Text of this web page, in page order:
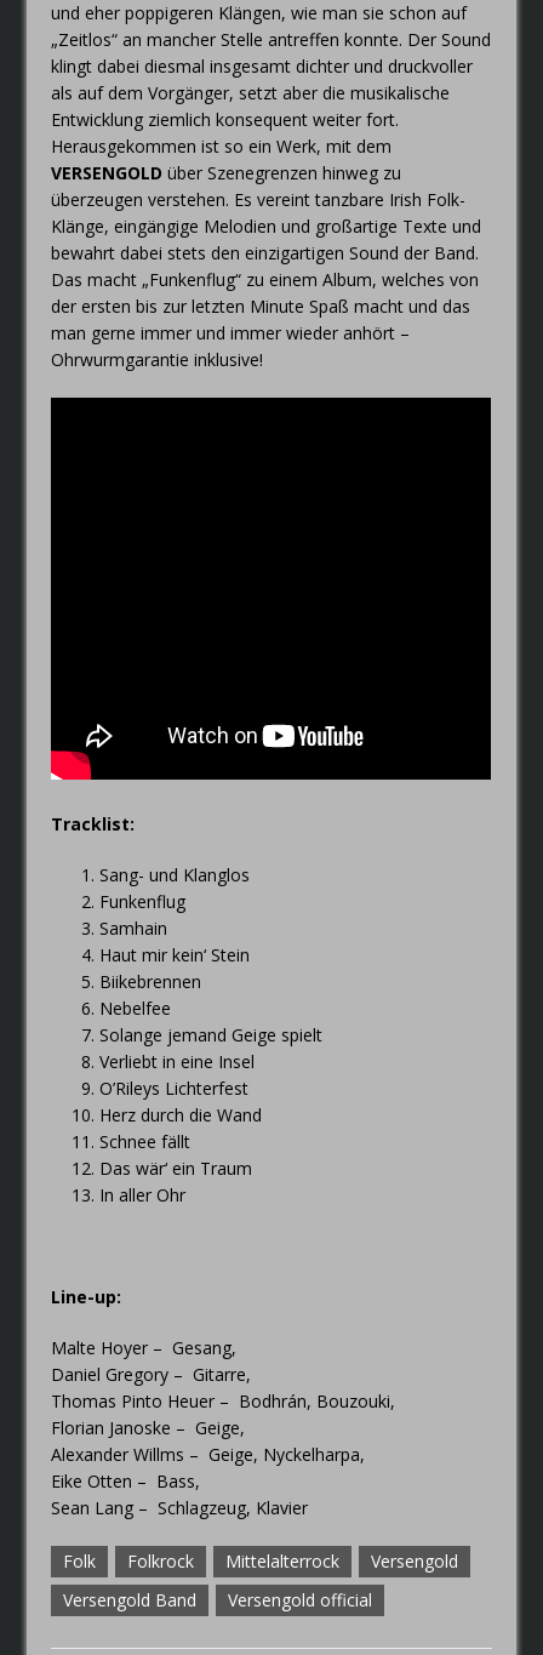
und eher poppigeren Klängen, wie man sie schon auf
„Zeitlos“ an mancher Stelle antreffen konnte. Der Sound
klingt dabei diesmal insgesamt dichter und druckvoller
als auf dem Vorgänger, setzt aber die musikalische
Entwicklung ziemlich konsequent weiter fort.
Herausgekommen ist so ein Werk, mit dem
VERSENGOLD über Szenegrenzen hinweg zu
überzeugen verstehen. Es vereint tanzbare Irish Folk-
Klänge, eingängige Melodien und großartige Texte und
bewahrt dabei stets den einzigartigen Sound der Band.
Das macht „Funkenflug“ zu einem Album, welches von
der ersten bis zur letzten Minute Spaß macht und das
man gerne immer und immer wieder anhört –
Ohrwurmgarantie inklusive!
Tracklist:
Sang- und Klanglos
Funkenflug
Samhain
Haut mir kein‘ Stein
Biikebrennen
Nebelfee
Solange jemand Geige spielt
Verliebt in eine Insel
O’Rileys Lichterfest
Herz durch die Wand
Schnee fällt
Das wär‘ ein Traum
In aller Ohr
Line-up:
Malte Hoyer – Gesang,
Daniel Gregory – Gitarre,
Thomas Pinto Heuer – Bodhrán, Bouzouki,
Florian Janoske – Geige,
Alexander Willms – Geige, Nyckelharpa,
Eike Otten – Bass,
Sean Lang – Schlagzeug, Klavier
Folk Folkrock Mittelalterrock
Versengold
Versengold Band
Versengold official